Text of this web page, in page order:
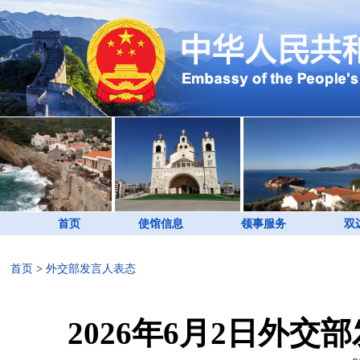
首页 使馆信息 领事服务 双
首页 > 外交部发言人表态
2026年6月2日外交